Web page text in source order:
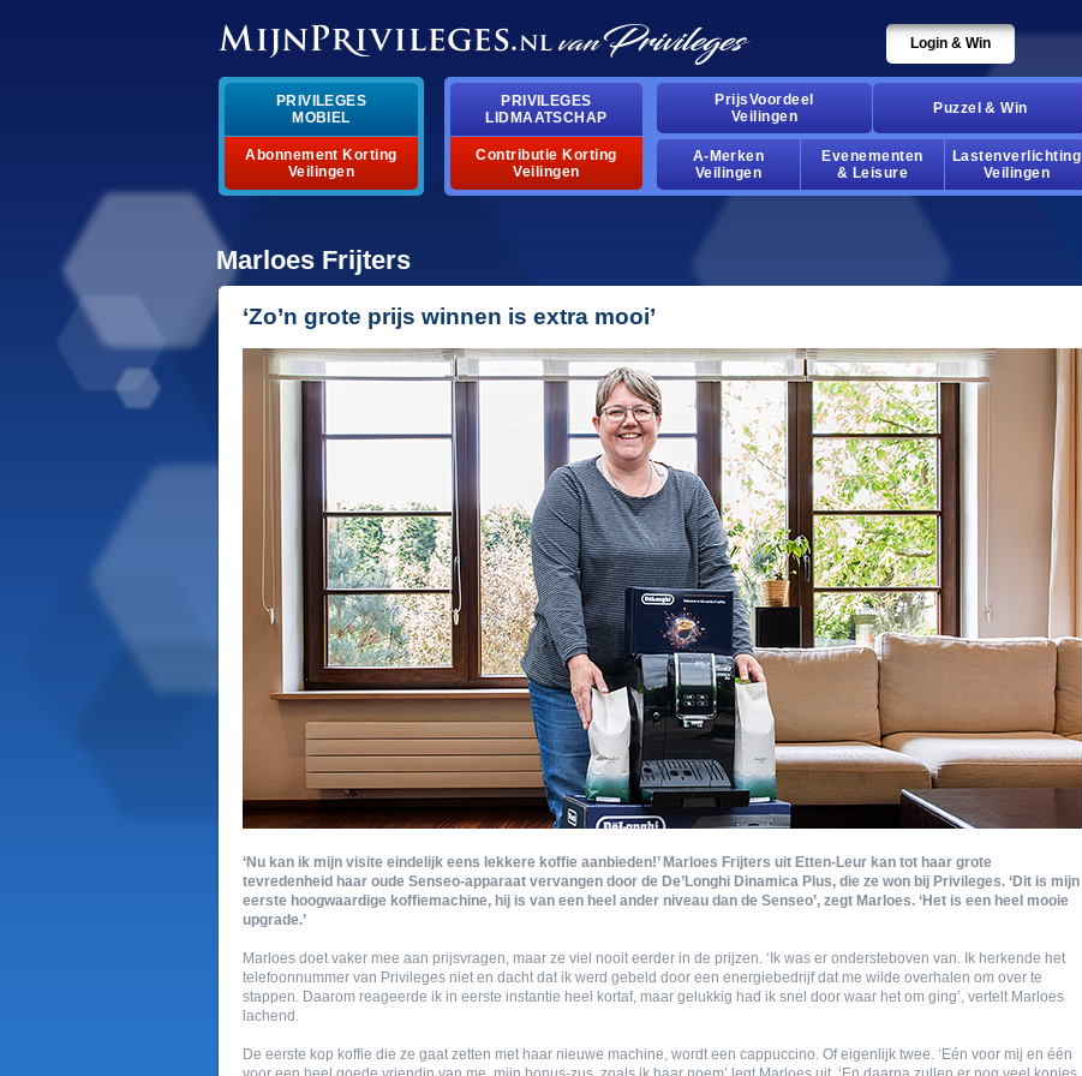
Login & Win
PRIVILEGES
MOBIEL
Abonnement Korting
Veilingen
PRIVILEGES
LIDMAATSCHAP
Contributie Korting
Veilingen
PrijsVoordeel
Veilingen
Puzzel & Win
A-Merken
Veilingen
Evenementen
& Leisure
Lastenverlichting
Veilingen
Marloes Frijters
‘Zo’n grote prijs winnen is extra mooi’
‘Nu kan ik mijn visite eindelijk eens lekkere koffie aanbieden!’ Marloes Frijters uit Etten-Leur kan tot haar grote
tevredenheid haar oude Senseo-apparaat vervangen door de De’Longhi Dinamica Plus, die ze won bij Privileges. ‘Dit is mijn
eerste hoogwaardige koffiemachine, hij is van een heel ander niveau dan de Senseo’, zegt Marloes. ‘Het is een heel mooie
upgrade.’
Marloes doet vaker mee aan prijsvragen, maar ze viel nooit eerder in de prijzen. ‘Ik was er ondersteboven van. Ik herkende het
telefoonnummer van Privileges niet en dacht dat ik werd gebeld door een energiebedrijf dat me wilde overhalen om over te
stappen. Daarom reageerde ik in eerste instantie heel kortaf, maar gelukkig had ik snel door waar het om ging’, vertelt Marloes
lachend.
De eerste kop koffie die ze gaat zetten met haar nieuwe machine, wordt een cappuccino. Of eigenlijk twee. ‘Eén voor mij en één